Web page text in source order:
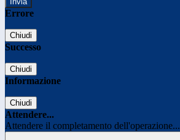
Errore
Chiudi
Successo
Chiudi
Informazione
Chiudi
Attendere...
Attendere il completamento dell'operazione...